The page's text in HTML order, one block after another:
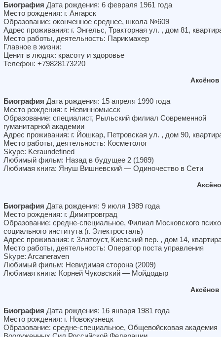
Биография Дата рождения: 6 февраля 1961 года
Место рождения: г. Ангарск
Образование: оконченное среднее, школа №609
Адрес проживания: г. Энгельс, Тракторная ул. , дом 81,
Место работы, деятельность: Парикмахер
Главное в жизни:
Ценит в людях: красоту и здоровье
Телефон: +79828173220
Биография Дата рождения: 15 апреля 1990 года
Место рождения: г. Невинномысск
Образование: специалист, Рыльский филиал Современной
гуманитарной академии
Адрес проживания: г. Йошкар, Петровская ул. , дом 90,
Место работы, деятельность: Косметолог
Skype: Keraundefined
Любимый фильм: Назад в будущее 2 (1989)
Любимая книга: Януш Вишневский — Одиночество в Сети
Биография Дата рождения: 9 июля 1989 года
Место рождения: г. Димитровград
Образование: средне-специальное, Филиал Московского
социального института (г. Электросталь)
Адрес проживания: г. Златоуст, Киевский пер. , дом 14,
Место работы, деятельность: Оператор поста управления
Skype: Arcaneraven
Любимый фильм: Невидимая сторона (2009)
Любимая книга: Корней Чуковский — Мойдодыр
Биография Дата рождения: 16 января 1981 года
Место рождения: г. Новокузнецк
Образование: средне-специальное, Общевойсковая академия